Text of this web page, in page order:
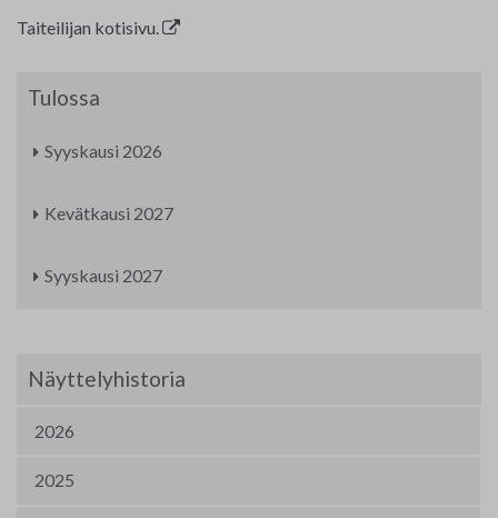
Taiteilijan kotisivu.
Tulossa
Syyskausi 2026
Kevätkausi 2027
Syyskausi 2027
Näyttelyhistoria
2026
2025